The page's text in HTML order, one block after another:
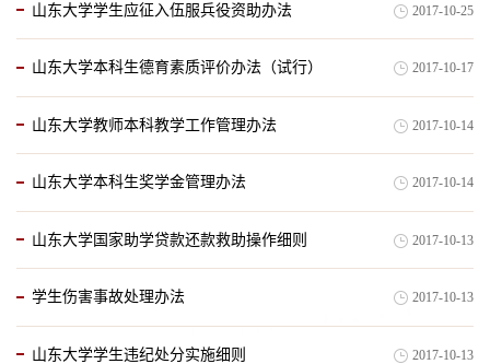
山东大学学生应征入伍服兵役资助办法 2017-10-25
山东大学本科生德育素质评价办法（试行） 2017-10-17
山东大学教师本科教学工作管理办法 2017-10-14
山东大学本科生奖学金管理办法 2017-10-14
山东大学国家助学贷款还款救助操作细则 2017-10-13
学生伤害事故处理办法 2017-10-13
山东大学学生违纪处分实施细则 2017-10-13